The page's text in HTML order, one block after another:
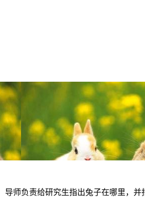
师负责给研究生指出兔子在哪里，